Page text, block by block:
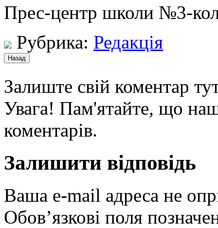
Прес-центр школи №3-
Рубрика: Редакція
Залиште свій коментар
Увага! Пам'ятайте, що
коментарів.
Залишити відповідь
Ваша e-mail адреса не
Обов’язкові поля